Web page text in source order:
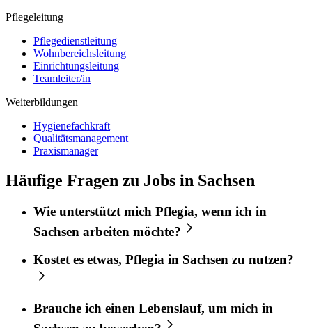
Pflegeleitung
Pflegedienstleitung
Wohnbereichsleitung
Einrichtungsleitung
Teamleiter/in
Weiterbildungen
Hygienefachkraft
Qualitätsmanagement
Praxismanager
Häufige Fragen zu Jobs in Sachsen
Wie unterstützt mich Pflegia, wenn ich in
Sachsen arbeiten möchte?
Kostet es etwas, Pflegia in Sachsen zu nutzen?
Brauche ich einen Lebenslauf, um mich in